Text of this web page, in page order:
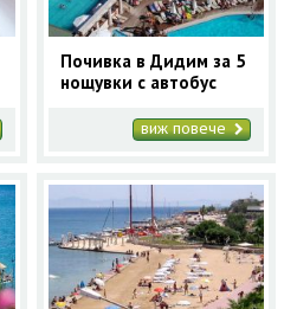
Почивка в Дидим за 5
нощувки с автобус
виж повече